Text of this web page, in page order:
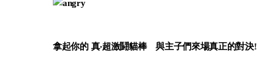
拿起你的 真‧超激鬪貓棒 與主子們來場真正的對決!